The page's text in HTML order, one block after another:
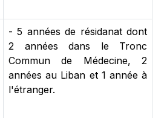
- 5 années de résidanat dont
2 années dans le Tronc
Commun de Médecine, 2
années au Liban et 1 année à
l'étranger.